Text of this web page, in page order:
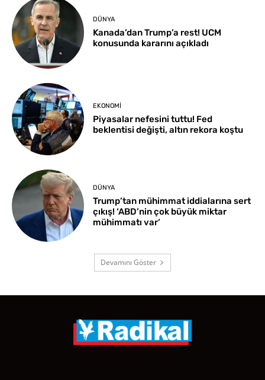
DÜNYA
Kanada’dan Trump’a rest! UCM
konusunda kararını açıkladı
EKONOMI
Piyasalar nefesini tuttu! Fed
beklentisi değişti, altın rekora koştu
DÜNYA
Trump’tan mühimmat iddialarına sert
çıkış! ‘ABD’nin çok büyük miktar
mühimmatı var’
Devamını Göster